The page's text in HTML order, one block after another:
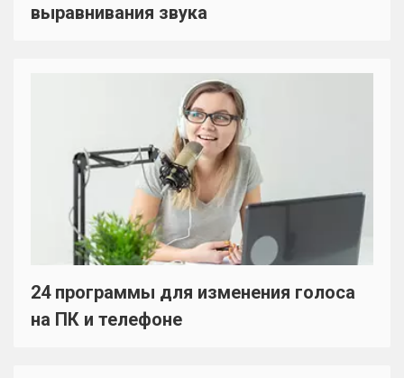
выравнивания звука
24 программы для изменения голоса
на ПК и телефоне